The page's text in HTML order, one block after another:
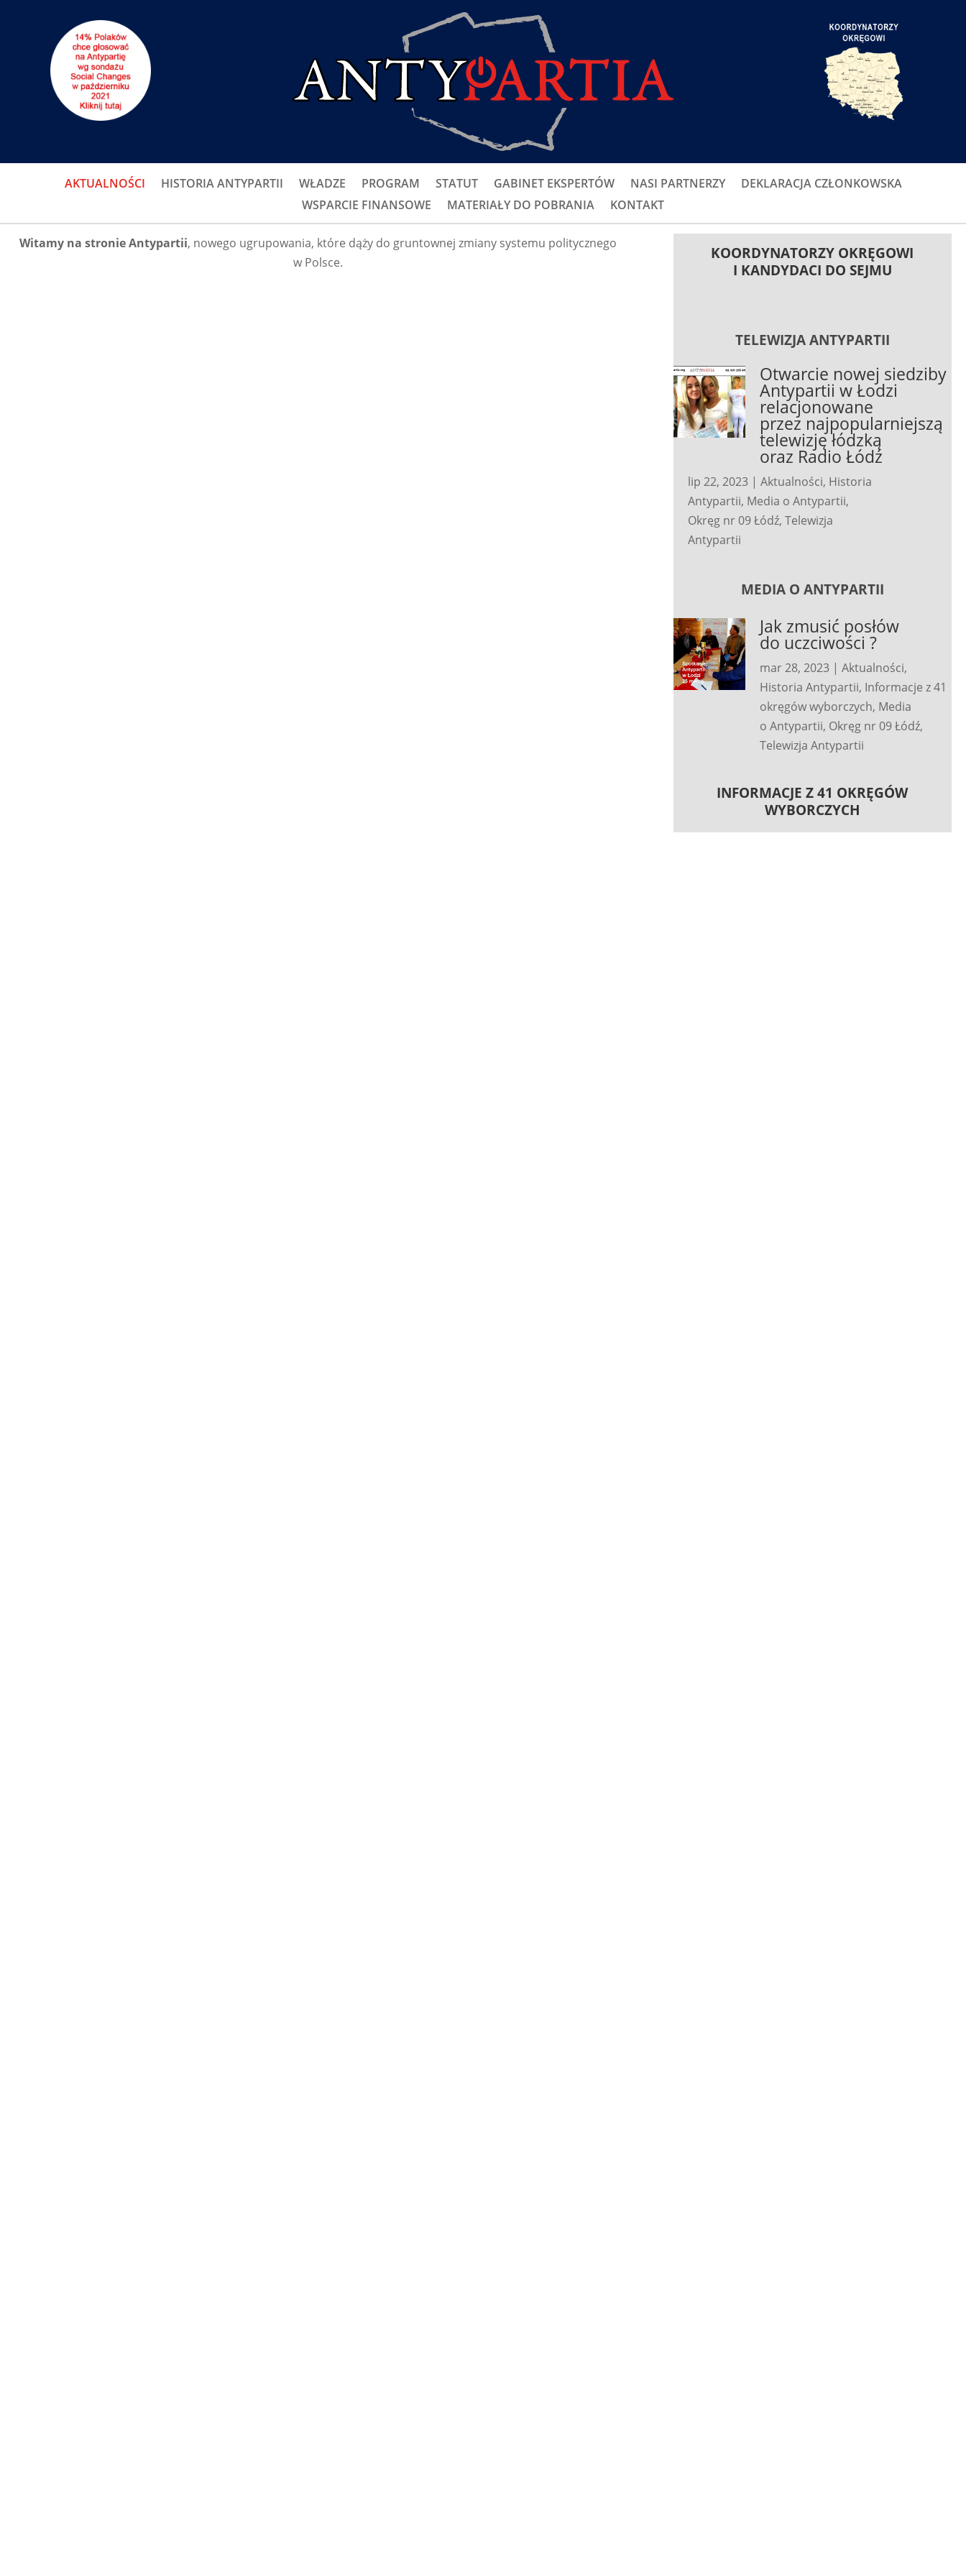
AKTUALNOŚCI HISTORIA ANTYPARTII WŁADZE PROGRAM STATUT GABINET EKSPERTÓW NASI PARTNERZY
DEKLARACJA CZŁONKOWSKA
WSPARCIE FINANSOWE
MATERIAŁY DO POBRANIA KONTAKT
Witamy na stronie Antypartii, nowego ugrupowania, które dąży do gruntownej zmiany systemu politycznego
w Polsce.
KOORDYNATORZY OKRĘGOWI
I KANDYDACI DO SEJMU
TELEWIZJA ANTYPARTII
Otwarcie nowej siedziby
Antypartii w Łodzi
relacjonowane
przez najpopularniejszą
telewizję łódzką
oraz Radio Łódź
lip 22, 2023 |Aktualności, Historia
Antypartii, Media o Antypartii,
Okręg nr 09 Łódź,Telewizja
Antypartii
MEDIA O ANTYPARTII
Jak zmusić posłów
do uczciwości ?
mar 28, 2023 |Aktualności,
Historia Antypartii, Informacje z 41
okręgów wyborczych, Media
o Antypartii, Okręg nr 09 Łódź,
Telewizja Antypartii
INFORMACJE Z 41 OKRĘGÓW
WYBORCZYCH